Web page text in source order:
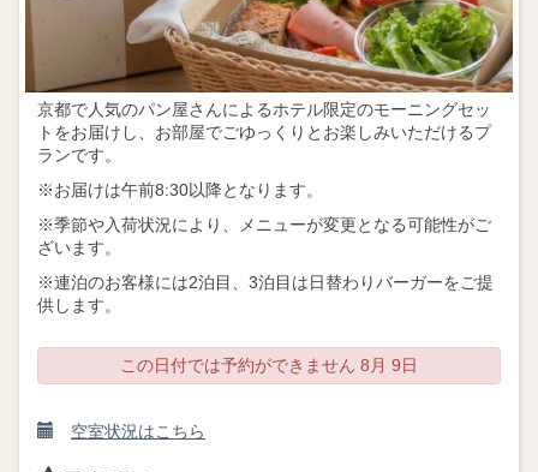
京都で人気のパン屋さんによるホテル限定のモーニングセッ
トをお届けし、お部屋でごゆっくりとお楽しみいただけるプ
ランです。
※お届けは午前8:30以降となります。
※季節や入荷状況により、メニューが変更となる可能性がご
ざいます。
※連泊のお客様には2泊目、3泊目は日替わりバーガーをご提
供します。
この日付では予約ができません 8月 9日
空室状況はこちら